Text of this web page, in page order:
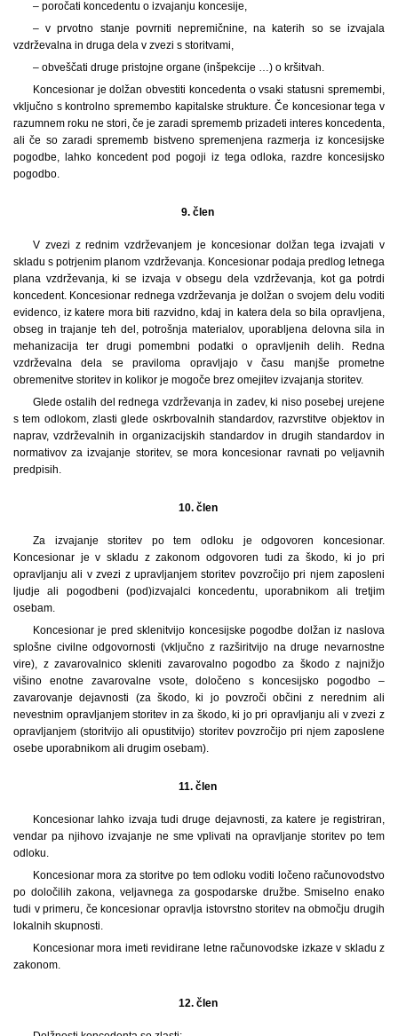
– poročati koncedentu o izvajanju koncesije,
– v prvotno stanje povrniti nepremičnine, na katerih so se izvajala
vzdrževalna in druga dela v zvezi s storitvami,
– obveščati druge pristojne organe (inšpekcije …) o kršitvah.
Koncesionar je dolžan obvestiti koncedenta o vsaki statusni spremembi,
vključno s kontrolno spremembo kapitalske strukture. Če koncesionar tega v
razumnem roku ne stori, če je zaradi sprememb prizadeti interes koncedenta,
ali če so zaradi sprememb bistveno spremenjena razmerja iz koncesijske
pogodbe, lahko koncedent pod pogoji iz tega odloka, razdre koncesijsko
pogodbo.
9. člen
V zvezi z rednim vzdrževanjem je koncesionar dolžan tega izvajati v
skladu s potrjenim planom vzdrževanja. Koncesionar podaja predlog letnega
plana vzdrževanja, ki se izvaja v obsegu dela vzdrževanja, kot ga potrdi
koncedent. Koncesionar rednega vzdrževanja je dolžan o svojem delu voditi
evidenco, iz katere mora biti razvidno, kdaj in katera dela so bila opravljena,
obseg in trajanje teh del, potrošnja materialov, uporabljena delovna sila in
mehanizacija ter drugi pomembni podatki o opravljenih delih. Redna
vzdrževalna dela se praviloma opravljajo v času manjše prometne
obremenitve storitev in kolikor je mogoče brez omejitev izvajanja storitev.
Glede ostalih del rednega vzdrževanja in zadev, ki niso posebej urejene
s tem odlokom, zlasti glede oskrbovalnih standardov, razvrstitve objektov in
naprav, vzdrževalnih in organizacijskih standardov in drugih standardov in
normativov za izvajanje storitev, se mora koncesionar ravnati po veljavnih
predpisih.
10. člen
Za izvajanje storitev po tem odloku je odgovoren koncesionar.
Koncesionar je v skladu z zakonom odgovoren tudi za škodo, ki jo pri
opravljanju ali v zvezi z upravljanjem storitev povzročijo pri njem zaposleni
ljudje ali pogodbeni (pod)izvajalci koncedentu, uporabnikom ali tretjim
osebam.
Koncesionar je pred sklenitvijo koncesijske pogodbe dolžan iz naslova
splošne civilne odgovornosti (vključno z razširitvijo na druge nevarnostne
vire), z zavarovalnico skleniti zavarovalno pogodbo za škodo z najnižjo
višino enotne zavarovalne vsote, določeno s koncesijsko pogodbo –
zavarovanje dejavnosti (za škodo, ki jo povzroči občini z nerednim ali
nevestnim opravljanjem storitev in za škodo, ki jo pri opravljanju ali v zvezi z
opravljanjem (storitvijo ali opustitvijo) storitev povzročijo pri njem zaposlene
osebe uporabnikom ali drugim osebam).
11. člen
Koncesionar lahko izvaja tudi druge dejavnosti, za katere je registriran,
vendar pa njihovo izvajanje ne sme vplivati na opravljanje storitev po tem
odloku.
Koncesionar mora za storitve po tem odloku voditi ločeno računovodstvo
po določilih zakona, veljavnega za gospodarske družbe. Smiselno enako
tudi v primeru, če koncesionar opravlja istovrstno storitev na območju drugih
lokalnih skupnosti.
Koncesionar mora imeti revidirane letne računovodske izkaze v skladu z
zakonom.
12. člen